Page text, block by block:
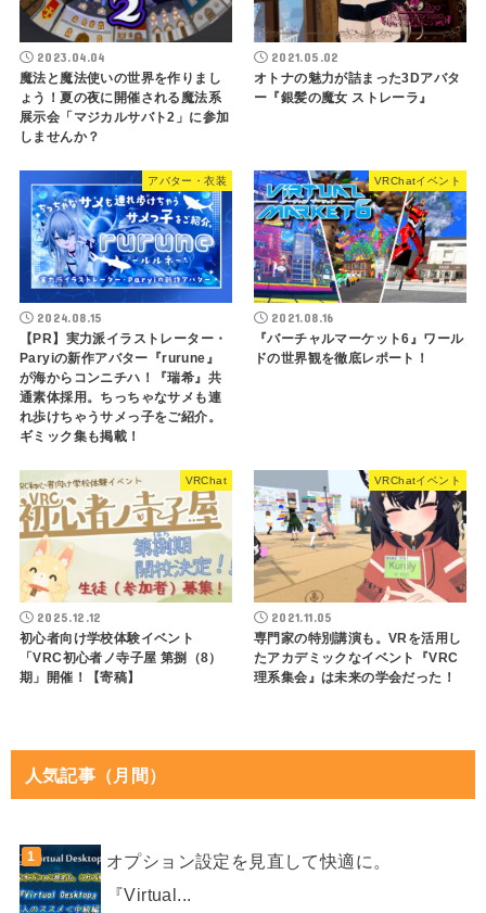
2023.04.04
魔法と魔法使いの世界を作りまし
ょう！夏の夜に開催される魔法系
展示会「マジカルサバト2」に参加
しませんか？
2021.05.02
オトナの魅力が詰まった3Dアバタ
ー『銀髪の魔女 ストレーラ』
アバター・衣装
2024.08.15
【PR】実力派イラストレーター・
Paryiの新作アバター『rurune』
が海からコンニチハ！『瑞希』共
通素体採用。ちっちゃなサメも連
れ歩けちゃうサメっ子をご紹介。
ギミック集も掲載！
VRChatイベント
2021.08.16
『バーチャルマーケット6』ワール
ドの世界観を徹底レポート！
VRChat
2025.12.12
初心者向け学校体験イベント
「VRC初心者ノ寺子屋 第捌（8）
期」開催！【寄稿】
VRChatイベント
2021.11.05
専門家の特別講演も。VRを活用し
たアカデミックなイベント『VRC
理系集会』は未来の学会だった！
人気記事（月間）
オプション設定を見直して快適に。
『Virtual...